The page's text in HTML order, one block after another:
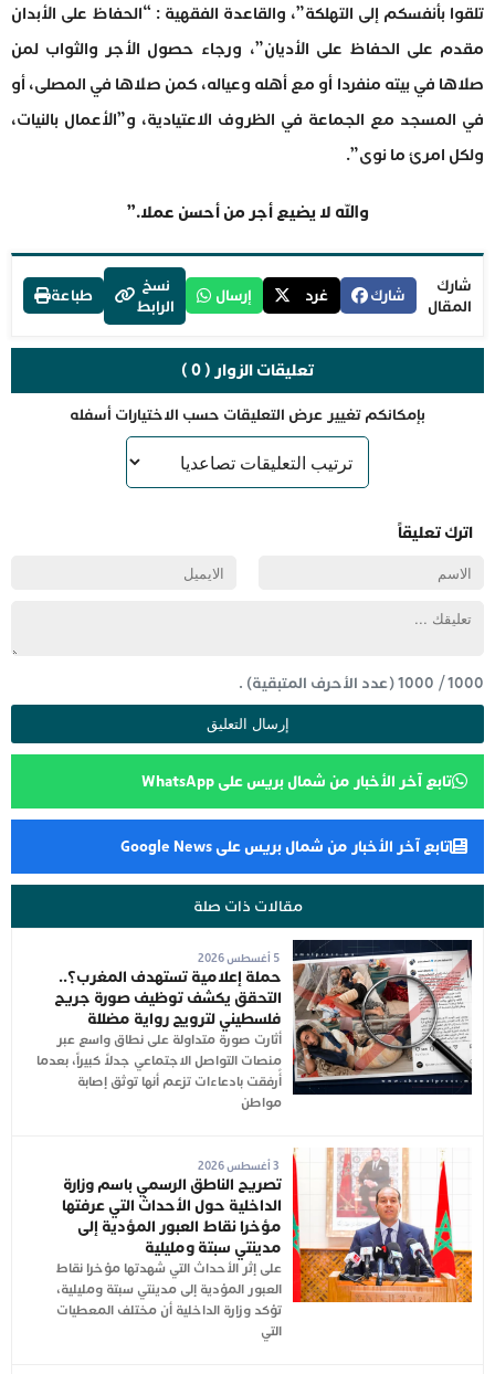
تلقوا بأنفسكم إلى التهلكة”، والقاعدة الفقهية : “الحفاظ على الأبدان
مقدم على الحفاظ على الأديان”، ورجاء حصول الأجر والثواب لمن
صلاها في بيته منفردا أو مع أهله وعياله، كمن صلاها في المصلى، أو
في المسجد مع الجماعة في الظروف الاعتيادية، و”الأعمال بالنيات،
ولكل امرئ ما نوى”.
والله لا يضيع أجر من أحسن عملا.”
شارك
المقال
شارك غرد إرسال
نسخ
الرابط
طباعة
تعليقات الزوار ( 0 )
بإمكانكم تغيير عرض التعليقات حسب الاختيارات أسفله
اترك تعليقاً
1000
/
1000(عدد الأحرف المتبقية) .
تابع آخر الأخبار من شمال بريس على WhatsApp
تابع آخر الأخبار من شمال بريس على Google News
مقالات ذات صلة
5 أغسطس 2026
حملة إعلامية تستهدف المغرب؟..
التحقق يكشف توظيف صورة جريح
فلسطيني لترويج رواية مضللة
أثارت صورة متداولة على نطاق واسع عبر
منصات التواصل الاجتماعي جدلاً كبيراً، بعدما
أُرفقت بادعاءات تزعم أنها توثق إصابة
مواطن
تصريح الناطق الرسمي باسم وزارة
الداخلية حول الأحداث التي عرفتها
مؤخرا نقاط العبور المؤدية إلى
مدينتي سبتة ومليلية
على إثر الأحداث التي شهدتها مؤخرا نقاط
العبور المؤدية إلى مدينتي سبتة ومليلية،
تؤكد وزارة الداخلية أن مختلف المعطيات
التي